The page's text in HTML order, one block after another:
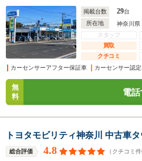
掲載台数 29台
所在地
神奈川県
スタッフ
買取
クチコミ
カーセンサーアフター保証車
カーセンサー認
無
料
電
トヨタモビリティ神奈川 中古車
総合評価 4.8 （クチコミ件